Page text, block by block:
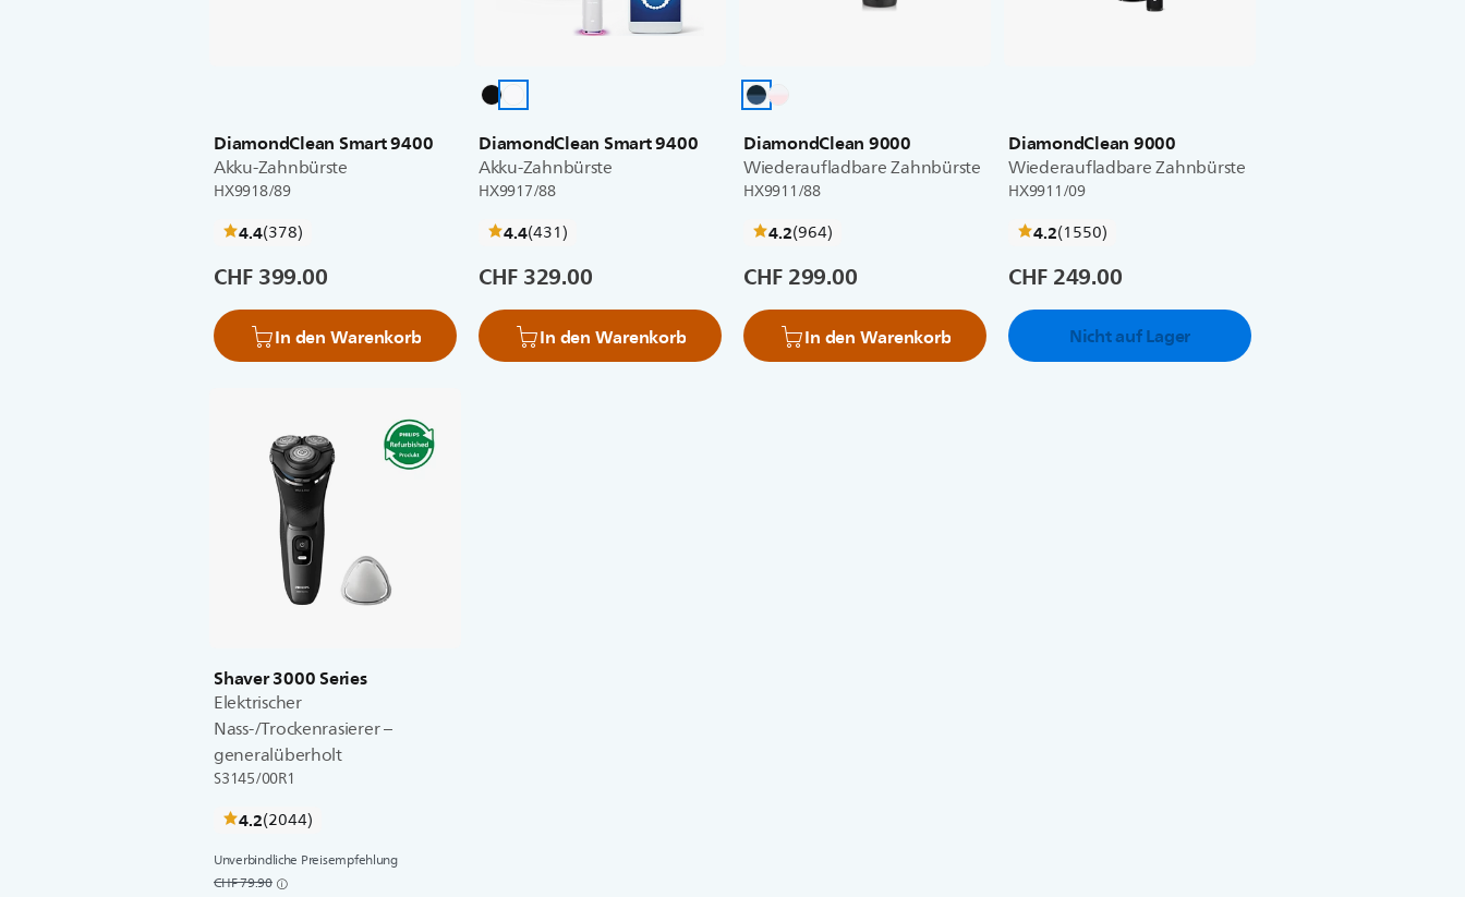
DiamondClean Smart 9400
Akku-Zahnbürste
HX9918/89
4.4(378bewertungen
)
CHF 399.00
In den Warenkorb
DiamondClean Smart 9400
Akku-Zahnbürste
HX9917/88
4.4(431bewertungen
)
CHF 329.00
In den Warenkorb
DiamondClean 9000
Wiederaufladbare Zahnbürste
HX9911/88
4.2(964bewertungen
)
CHF 299.00
In den Warenkorb
DiamondClean 9000
Wiederaufladbare Zahnbürste
HX9911/09
4.2(1550bewertungen
)
CHF 249.00
Nicht auf Lager
Shaver 3000 Series
Elektrischer
Nass-/Trockenrasierer –
generalüberholt
S3145/00R1
4.2(2044bewertungen
)
Unverbindliche Preisempfehlung
CHF 79.90